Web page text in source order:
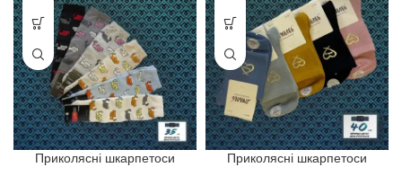
Приколясні шкарпетоси Приколясні шкарпетоси